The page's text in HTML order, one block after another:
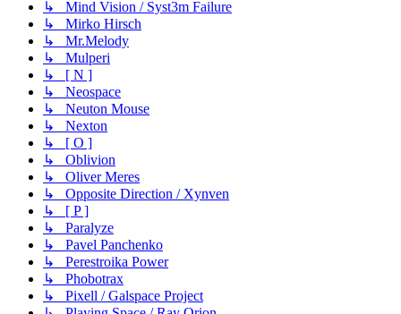
↳ Mind Vision / Syst3m Failure
↳ Mirko Hirsch
↳ Mr.Melody
↳ Mulperi
↳ [ N ]
↳ Neospace
↳ Neuton Mouse
↳ Nexton
↳ [ O ]
↳ Oblivion
↳ Oliver Meres
↳ Opposite Direction / Xynven
↳ [ P ]
↳ Paralyze
↳ Pavel Panchenko
↳ Perestroika Power
↳ Phobotrax
↳ Pixell / Galspace Project